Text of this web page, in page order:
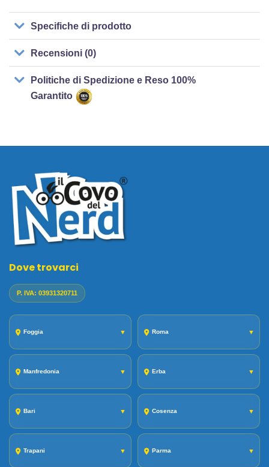
Specifiche di prodotto
Recensioni (0)
Politiche di Spedizione e Reso 100%
Garantito
Dove trovarci
P. IVA: 03931320711
Foggia ▼ Roma ▼
Manfredonia ▼ Erba ▼
Bari ▼ Cosenza ▼
Trapani ▼ Parma ▼